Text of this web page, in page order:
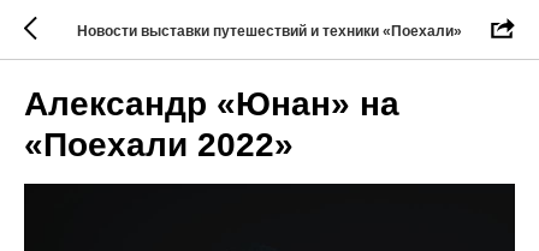
Новости выставки путешествий и техники «Поехали»
Александр «Юнан» на
«Поехали 2022»